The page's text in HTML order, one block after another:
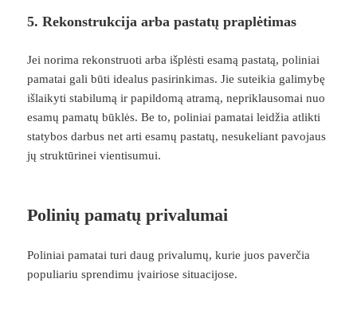
5. Rekonstrukcija arba pastatų praplėtimas
Jei norima rekonstruoti arba išplėsti esamą pastatą, poliniai
pamatai gali būti idealus pasirinkimas. Jie suteikia galimybę
išlaikyti stabilumą ir papildomą atramą, nepriklausomai nuo
esamų pamatų būklės. Be to, poliniai pamatai leidžia atlikti
statybos darbus net arti esamų pastatų, nesukeliant pavojaus
jų struktūrinei vientisumui.
Polinių pamatų privalumai
Poliniai pamatai turi daug privalumų, kurie juos paverčia
populiariu sprendimu įvairiose situacijose.